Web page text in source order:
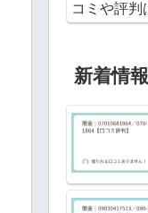
コミや評判
新着情報